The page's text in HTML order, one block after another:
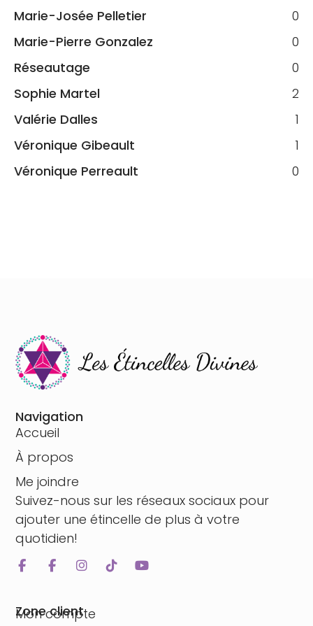
Marie-Josée Pelletier
0
Marie-Pierre Gonzalez
0
Réseautage
0
Sophie Martel
2
Valérie Dalles
1
Véronique Gibeault
1
Véronique Perreault
0
Zone client
Mon compte
Navigation
Accueil
À propos
Me joindre
Suivez-nous sur les réseaux sociaux pour
ajouter une étincelle de plus à votre
quotidien!